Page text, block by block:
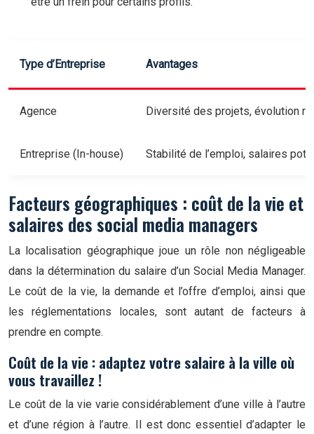
Type d’Entreprise Avantages
Agence Diversité des projets, évolution
Entreprise (In-house) Stabilité de l’emploi, salaires
Facteurs géographiques : coût de la vie et
salaires des social media managers
La localisation géographique joue un rôle non négligeable
dans la détermination du salaire d’un Social Media Manager.
Le coût de la vie, la demande et l’offre d’emploi, ainsi que
les réglementations locales, sont autant de facteurs à
prendre en compte.
Coût de la vie : adaptez votre salaire à la ville où
vous travaillez !
Le coût de la vie varie considérablement d’une ville à l’autre
et d’une région à l’autre. Il est donc essentiel d’adapter le